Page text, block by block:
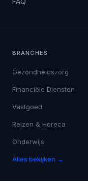
BRANCHES
Gezondheidszorg
Financiële Diensten
Vastgoed
Reizen & Horeca
Onderwijs
Alles bekijken →